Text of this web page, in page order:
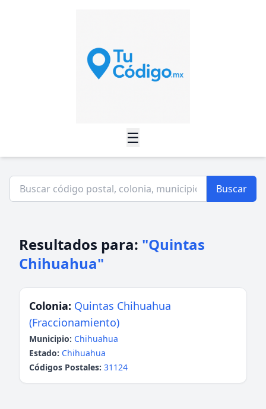
☰
Buscar
Resultados para: "Quintas
Chihuahua"
Colonia: Quintas Chihuahua
(Fraccionamiento)
Municipio: Chihuahua
Estado: Chihuahua
Códigos Postales: 31124